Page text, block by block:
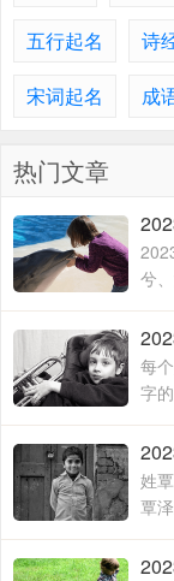
五行起名
诗
宋词起名
成
热门文章
兮
卉
佑
每
字
时
也
和
姓
覃
坤
覃